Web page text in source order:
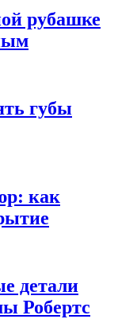
рубашке
губы
как
детали
Робертс